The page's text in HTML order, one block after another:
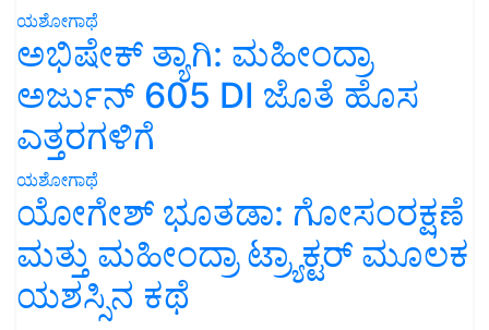
ಯಶೋಗಾಥೆ
ಅಭಿಷೇಕ್ ತ್ಯಾಗಿ: ಮಹೀಂದ್ರಾ
ಅರ್ಜುನ್ 605 DI ಜೊತೆ ಹೊಸ
ಎತ್ತರಗಳಿಗೆ
ಯಶೋಗಾಥೆ
ಯೋಗೇಶ್ ಭೂತಡಾ: ಗೋಸಂರಕ್ಷಣೆ
ಮತ್ತು ಮಹೀಂದ್ರಾ ಟ್ರ್ಯಾಕ್ಟರ್ ಮೂಲಕ
ಯಶಸ್ಸಿನ ಕಥೆ